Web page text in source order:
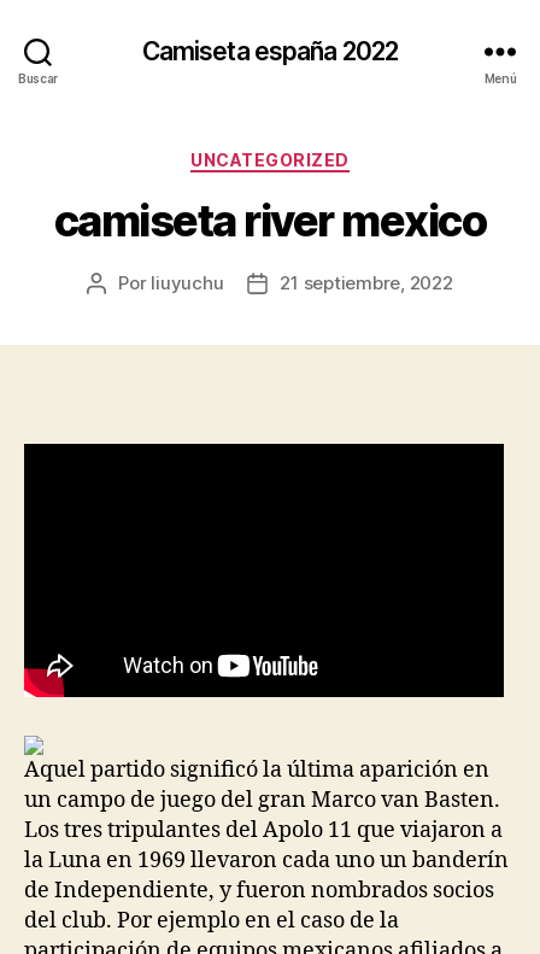
Buscar
Camiseta españa 2022
Menú
Categorías
UNCATEGORIZED
camiseta river mexico
Autor
Por liuyuchu
Fecha21 septiembre, 2022
Aquel partido significó la última aparición en
un campo de juego del gran Marco van Basten.
Los tres tripulantes del Apolo 11 que viajaron a
la Luna en 1969 llevaron cada uno un banderín
de Independiente, y fueron nombrados socios
del club. Por ejemplo en el caso de la